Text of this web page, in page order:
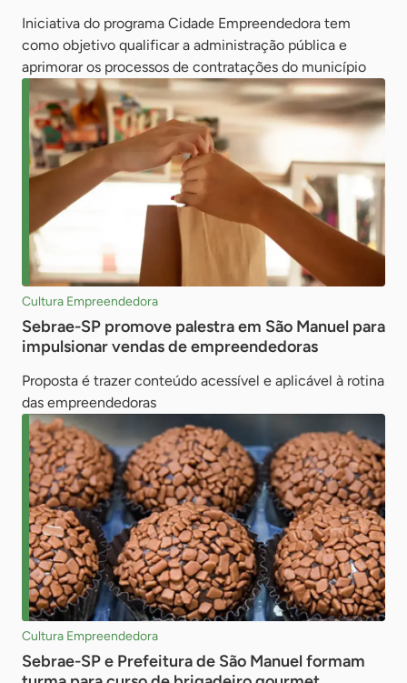
Iniciativa do programa Cidade Empreendedora tem
como objetivo qualificar a administração pública e
aprimorar os processos de contratações do município
Cultura Empreendedora
Sebrae-SP promove palestra em São Manuel para
impulsionar vendas de empreendedoras
Proposta é trazer conteúdo acessível e aplicável à rotina
das empreendedoras
Cultura Empreendedora
Sebrae-SP e Prefeitura de São Manuel formam